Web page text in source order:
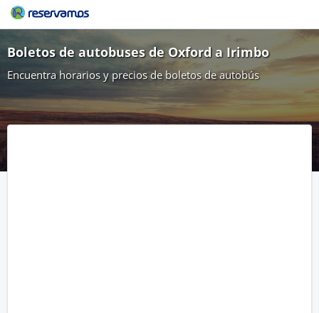
Boletos de autobuses de Oxford a Irimbo
Encuentra horarios y precios de boletos de autobús